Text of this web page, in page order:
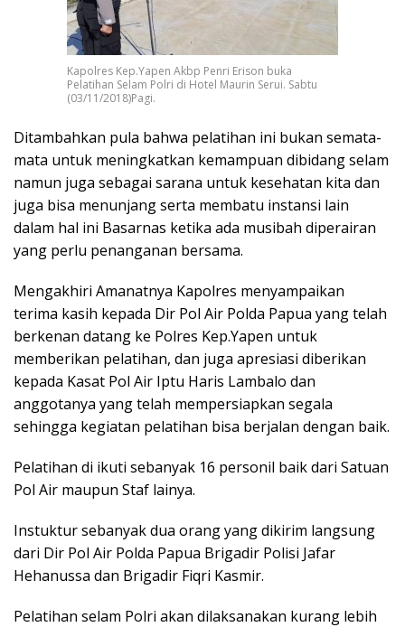
Kapolres Kep.Yapen Akbp Penri Erison buka
Pelatihan Selam Polri di Hotel Maurin Serui. Sabtu
(03/11/2018)Pagi.
Ditambahkan pula bahwa pelatihan ini bukan semata-
mata untuk meningkatkan kemampuan dibidang selam
namun juga sebagai sarana untuk kesehatan kita dan
juga bisa menunjang serta membatu instansi lain
dalam hal ini Basarnas ketika ada musibah diperairan
yang perlu penanganan bersama.
Mengakhiri Amanatnya Kapolres menyampaikan
terima kasih kepada Dir Pol Air Polda Papua yang telah
berkenan datang ke Polres Kep.Yapen untuk
memberikan pelatihan, dan juga apresiasi diberikan
kepada Kasat Pol Air Iptu Haris Lambalo dan
anggotanya yang telah mempersiapkan segala
sehingga kegiatan pelatihan bisa berjalan dengan baik.
Pelatihan di ikuti sebanyak 16 personil baik dari Satuan
Pol Air maupun Staf lainya.
Instuktur sebanyak dua orang yang dikirim langsung
dari Dir Pol Air Polda Papua Brigadir Polisi Jafar
Hehanussa dan Brigadir Fiqri Kasmir.
Pelatihan selam Polri akan dilaksanakan kurang lebih